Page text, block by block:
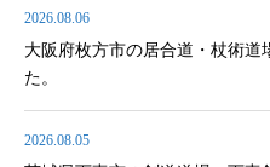
2026.08.06
大阪府枚方市の居合道・杖術道
た。
2026.08.05